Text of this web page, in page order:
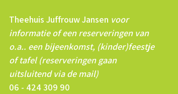
Theehuis Juffrouw Jansen voor
informatie of een reserveringen van
o.a.. een bijeenkomst, (kinder)feestje
of tafel (reserveringen gaan
uitsluitend via de mail)
06 - 424 309 90